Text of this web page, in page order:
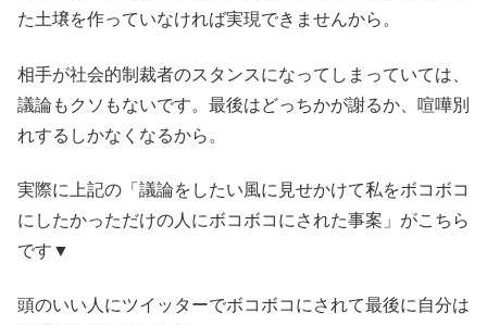
た土壌を作っていなければ実現できませんから。
相手が社会的制裁者のスタンスになってしまっていては、
議論もクソもないです。最後はどっちかが謝るか、喧嘩別
れするしかなくなるから。
実際に上記の「議論をしたい風に見せかけて私をボコボコ
にしたかっただけの人にボコボコにされた事案」がこちら
です▼
頭のいい人にツイッターでボコボコにされて最後に自分は